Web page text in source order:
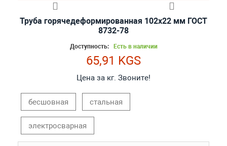
Труба горячедеформированная 102х22 мм ГОСТ
8732-78
Доступность: Есть в наличии
65,91 KGS
Цена за кг. Звоните!
бесшовная стальная
электросварная